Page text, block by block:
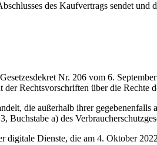
des Kaufvertrags sendet und
Nr. 206 vom 6.
Rechtsvorschriften über die Rechte
die außerhalb ihrer gegebenenfalls
a) des
digitale Dienste, die am 4. Oktober